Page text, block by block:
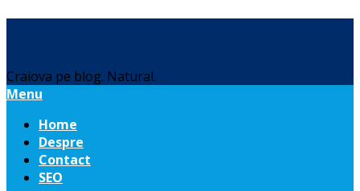
Craiova pe blog. Natural.
Menu
Home
Despre
Contact
SEO